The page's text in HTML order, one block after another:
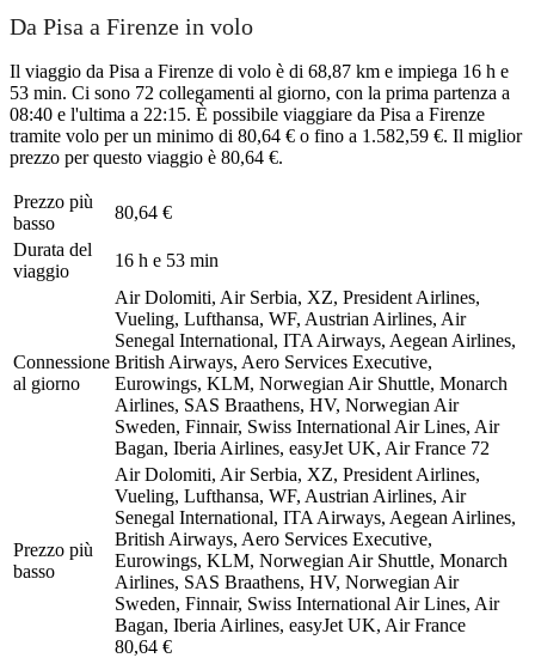
Da Pisa a Firenze in volo
Il viaggio da Pisa a Firenze di volo è di 68,87 km e impiega 16 h e
53 min. Ci sono 72 collegamenti al giorno, con la prima partenza a
08:40 e l'ultima a 22:15. È possibile viaggiare da Pisa a Firenze
tramite volo per un minimo di 80,64 € o fino a 1.582,59 €. Il miglior
prezzo per questo viaggio è 80,64 €.
Prezzo più
basso
80,64 €
Durata del
viaggio
16 h e 53 min
Connessione
al giorno
Air Dolomiti, Air Serbia, XZ, President Airlines,
Vueling, Lufthansa, WF, Austrian Airlines, Air
Senegal International, ITA Airways, Aegean Airlines,
British Airways, Aero Services Executive,
Eurowings, KLM, Norwegian Air Shuttle, Monarch
Airlines, SAS Braathens, HV, Norwegian Air
Sweden, Finnair, Swiss International Air Lines, Air
Bagan, Iberia Airlines, easyJet UK, Air France 72
Prezzo più
basso
Air Dolomiti, Air Serbia, XZ, President Airlines,
Vueling, Lufthansa, WF, Austrian Airlines, Air
Senegal International, ITA Airways, Aegean Airlines,
British Airways, Aero Services Executive,
Eurowings, KLM, Norwegian Air Shuttle, Monarch
Airlines, SAS Braathens, HV, Norwegian Air
Sweden, Finnair, Swiss International Air Lines, Air
Bagan, Iberia Airlines, easyJet UK, Air France
80,64 €